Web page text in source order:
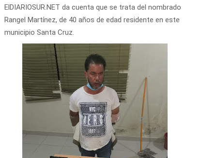
ElDIARIOSUR.NET da cuenta que se trata del nombrado
Rangel Martínez, de 40 años de edad residente en este
municipio Santa Cruz.